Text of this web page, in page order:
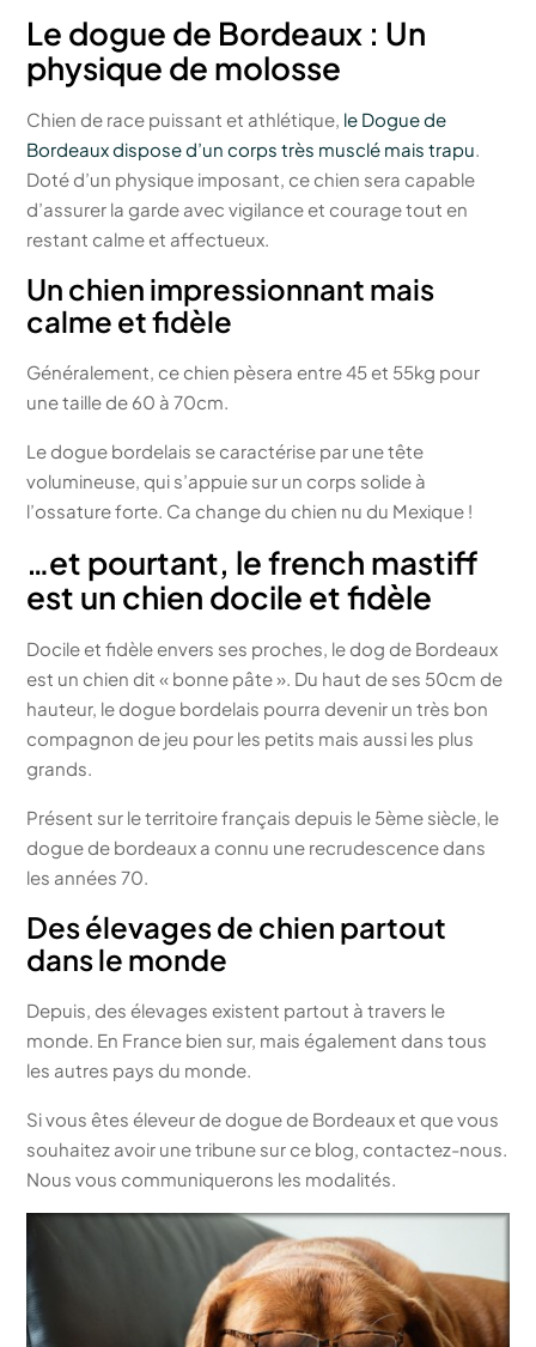
Le dogue de Bordeaux : Un
physique de molosse
Chien de race puissant et athlétique, le Dogue de
Bordeaux dispose d’un corps très musclé mais trapu.
Doté d’un physique imposant, ce chien sera capable
d’assurer la garde avec vigilance et courage tout en
restant calme et affectueux.
Un chien impressionnant mais
calme et fidèle
Généralement, ce chien pèsera entre 45 et 55kg pour
une taille de 60 à 70cm.
Le dogue bordelais se caractérise par une tête
volumineuse, qui s’appuie sur un corps solide à
l’ossature forte. Ca change du chien nu du Mexique !
…et pourtant, le french mastiff
est un chien docile et fidèle
Docile et fidèle envers ses proches, le dog de Bordeaux
est un chien dit « bonne pâte ». Du haut de ses 50cm de
hauteur, le dogue bordelais pourra devenir un très bon
compagnon de jeu pour les petits mais aussi les plus
grands.
Présent sur le territoire français depuis le 5ème siècle, le
dogue de bordeaux a connu une recrudescence dans
les années 70.
Des élevages de chien partout
dans le monde
Depuis, des élevages existent partout à travers le
monde. En France bien sur, mais également dans tous
les autres pays du monde.
Si vous êtes éleveur de dogue de Bordeaux et que vous
souhaitez avoir une tribune sur ce blog, contactez-nous.
Nous vous communiquerons les modalités.